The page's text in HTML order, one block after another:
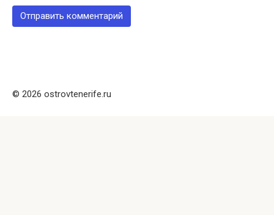
© 2026 ostrovtenerife.ru